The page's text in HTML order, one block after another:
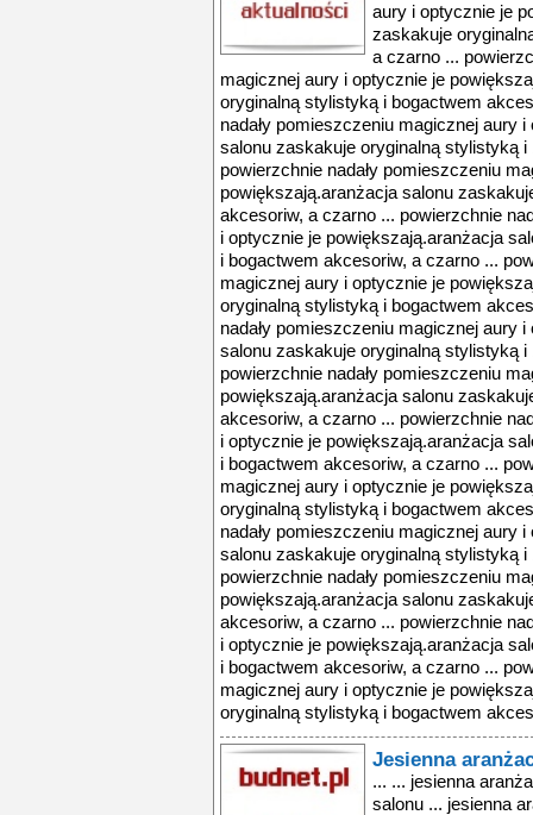
aury i optycznie je
zaskakuje
a czarno ...
magicznej aury i optycznie je
oryginalną stylistyką i bogactwem
nadały pomieszczeniu magicznej aury
salonu zaskakuje oryginalną stylistyką
powierzchnie nadały pomieszczeniu
powiększają.aranżacja salonu
akcesoriw, a czarno ... powierzchnie
i optycznie je powiększają.aranżacja
i bogactwem akcesoriw, a czarno ...
magicznej aury i optycznie je
oryginalną stylistyką i bogactwem
nadały pomieszczeniu magicznej aury
salonu zaskakuje oryginalną stylistyką
powierzchnie nadały pomieszczeniu
powiększają.aranżacja salonu
akcesoriw, a czarno ... powierzchnie
i optycznie je powiększają.aranżacja
i bogactwem akcesoriw, a czarno ...
magicznej aury i optycznie je
oryginalną stylistyką i bogactwem
nadały pomieszczeniu magicznej aury
salonu zaskakuje oryginalną stylistyką
powierzchnie nadały pomieszczeniu
powiększają.aranżacja salonu
akcesoriw, a czarno ... powierzchnie
i optycznie je powiększają.aranżacja
i bogactwem akcesoriw, a czarno ...
magicznej aury i optycznie je
oryginalną stylistyką i bogactwem
Jesienna
... ... jesienna
salonu ... jesienna